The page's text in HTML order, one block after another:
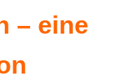
– eine